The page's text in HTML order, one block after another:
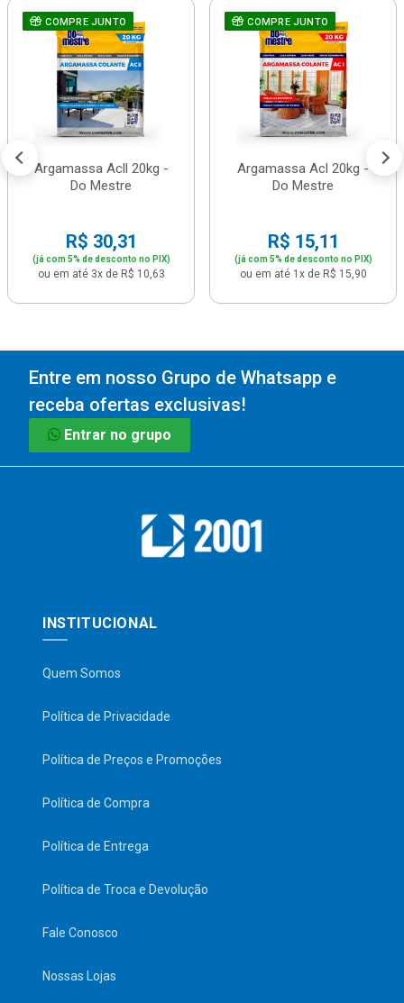
COMPRE JUNTO
Argamassa Acll 20kg -
Do Mestre
R$ 30,31
(já com 5% de desconto no PIX)
ou em até 3x de R$ 10,63
COMPRE JUNTO
Argamassa Acl 20kg -
Do Mestre
R$ 15,11
(já com 5% de desconto no PIX)
ou em até 1x de R$ 15,90
Entre em nosso Grupo de Whatsapp e
receba ofertas exclusivas!
Entrar no grupo
INSTITUCIONAL
Quem Somos
Política de Privacidade
Política de Preços e Promoções
Política de Compra
Política de Entrega
Política de Troca e Devolução
Fale Conosco
Nossas Lojas